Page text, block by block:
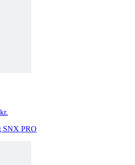
SNX PRO